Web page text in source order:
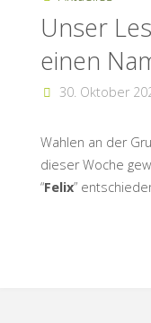
Unser
einen
30. Oktober
Wahlen an der
dieser Woche
“Felix”